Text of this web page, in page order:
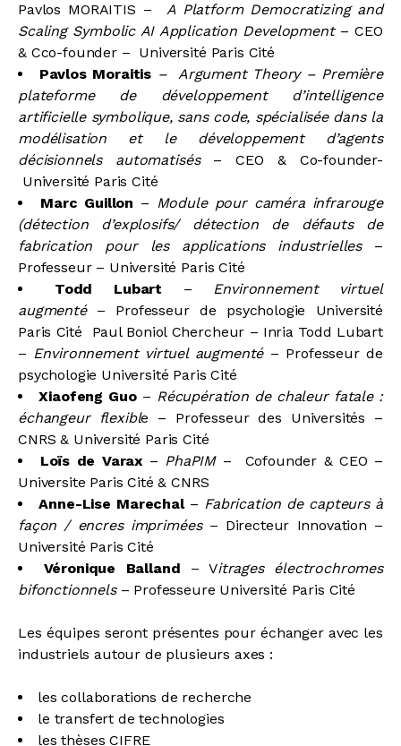
Pavlos MORAITIS – A Platform Democratizing and
Scaling Symbolic AI Application Development– CEO
& Cco-founder – Université Paris Cité
Pavlos Moraitis – Argument Theory – Première
plateforme de développement d’intelligence
artificielle symbolique, sans code, spécialisée dans la
modélisation et le développement d’agents
décisionnels automatisés– CEO & Co-founder-
Université Paris Cité
Marc Guillon – Module pour caméra infrarouge
(détection d’explosifs/ détection de défauts de
fabrication pour les applications industrielles–
Professeur – Université Paris Cité
Todd Lubart – Environnement virtuel
augmenté– Professeur de psychologie Université
Paris Cité Paul Boniol Chercheur – Inria Todd Lubart
– Environnement virtuel augmenté– Professeur de
psychologie Université Paris Cité
Xiaofeng Guo– Récupération de chaleur fatale :
échangeur flexible – Professeur des Universités –
CNRS & Université Paris Cité
Loïs de Varax – PhaPIM– Cofounder & CEO –
Universite Paris Cité & CNRS
Anne-Lise Marechal– Fabrication de capteurs à
façon / encres imprimées– Directeur Innovation –
Université Paris Cité
Véronique Balland – Vitrages électrochromes
bifonctionnels– Professeure Université Paris Cité
Les équipes seront présentes pour échanger avec les
industriels autour de plusieurs axes :
les collaborations de recherche
le transfert de technologies
les thèses CIFRE